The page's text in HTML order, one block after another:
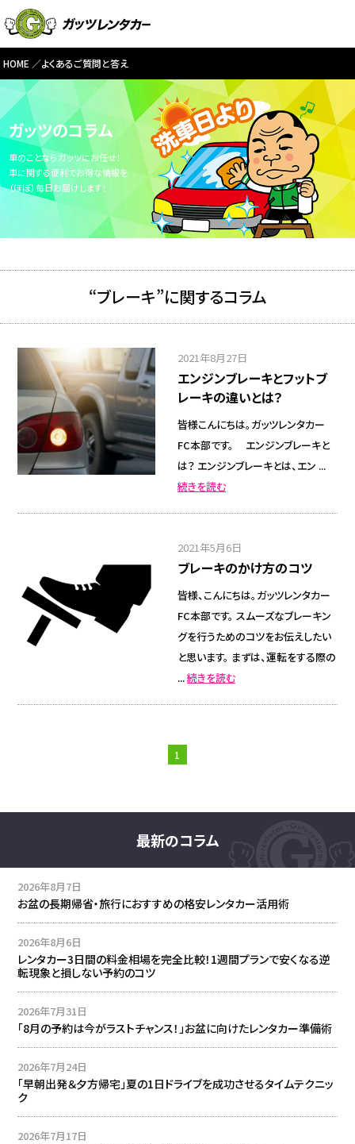
HOME よくあるご質問と答え
ガッツのコラム
車のことならガッツにお任せ！
車に関する便利でお得な情報を
（ほぼ）毎日お届けします！
“ブレーキ”に関するコラム
2021年8月27日
エンジンブレーキとフットブ
レーキの違いとは？
皆様こんにちは。ガッツレンタカー
FC本部です。 エンジンブレーキと
は？ エンジンブレーキとは、エン ...
続きを読む
2021年5月6日
ブレーキのかけ方のコツ
皆様、こんにちは。ガッツレンタカー
FC本部です。 スムーズなブレーキン
グを行うためのコツをお伝えしたい
と思います。 まずは、運転をする際の
...続きを読む
1
最新のコラム
2026年8月7日
お盆の長期帰省・旅行におすすめの格安レンタカー活用術
2026年8月6日
レンタカー3日間の料金相場を完全比較！1週間プランで安くなる逆
転現象と損しない予約のコツ
2026年7月31日
「8月の予約は今がラストチャンス！」お盆に向けたレンタカー準備術
2026年7月24日
「早朝出発＆夕方帰宅」夏の1日ドライブを成功させるタイムテクニッ
ク
2026年7月17日